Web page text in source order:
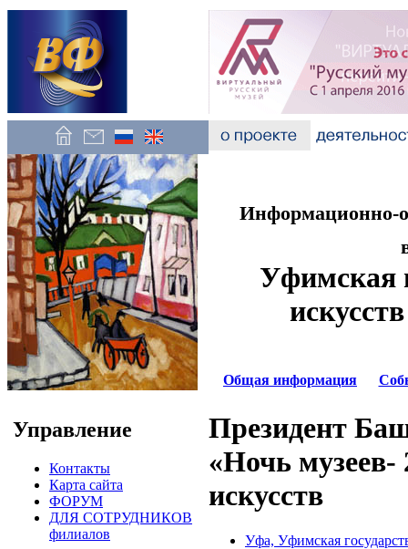
Управление
Контакты
Карта сайта
ФОРУМ
ДЛЯ СОТРУДНИКОВ
филиалов
Информационно-
Уфимская
Общая информация
Президент
«Ночь
искусств
Уфа, Уфимская